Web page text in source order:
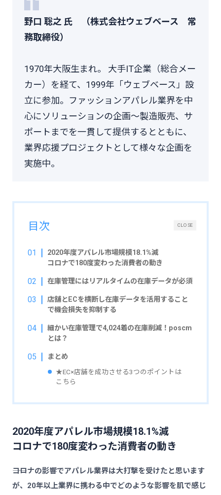
野口 聡之 氏 （株式会社ウェブベース 常
務取締役）
1970年大阪生まれ。 大手IT企業（総合メー
カー）を経て、1999年「ウェブベース」設
立に参加。ファッションアパレル業界を中
心にソリューションの企画〜製造販売、サ
ポートまでを一貫して提供するとともに、
業界応援プロジェクトとして様々な企画を
実施中。
CLOSE
目次
2020年度アパレル市場規模18.1%減
コロナで180度変わった消費者の動き
在庫管理にはリアルタイムの在庫データが必須
店舗とECを横断し在庫データを活用すること
で機会損失を抑制する
細かい在庫管理で4,024着の在庫削減！poscm
とは？
まとめ
★EC×店舗を成功させる3つのポイントは
こちら
2020年度アパレル市場規模18.1%減
コロナで180度変わった消費者の動き
――コロナの影響でアパレル業界は大打撃を受けたと思います
が、20年以上業界に携わる中でどのような影響を肌で感じ